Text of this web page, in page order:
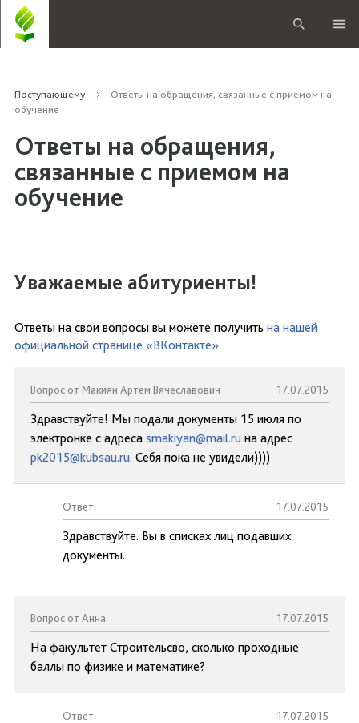
Поступающему
Ответы на обращения, связанные с приемом на
обучение
Ответы на обращения,
связанные с приемом на
обучение
Уважаемые абитуриенты!
Ответы на свои вопросы вы можете получить на нашей
официальной странице «ВКонтакте»
Вопрос от Макиян Артём Вячеславович 17.07.2015
Здравствуйте! Мы подали документы 15 июля по
электронке с адреса smakiyan@mail.ru на адрес
pk2015@kubsau.ru. Себя пока не увидели))))
Ответ: 17.07.2015
Здравствуйте. Вы в списках лиц подавших
документы.
Вопрос от Анна 17.07.2015
На факультет Строительсво, сколько проходные
баллы по физике и математике?
Ответ: 17.07.2015